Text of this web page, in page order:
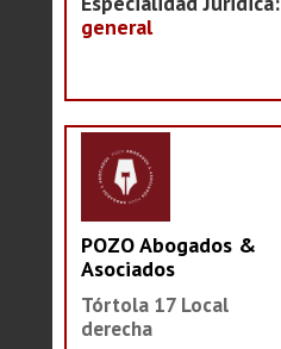
general
POZO Abogados &
Asociados
Tórtola 17 Local
derecha